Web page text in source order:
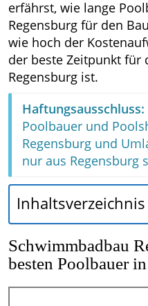
erfährst, wie lange
Regensburg für den
wie hoch der
der beste Zeitpunkt für
Regensburg ist.
Haftungsausschluss:
Poolbauer und
Regensburg und
nur aus Regensburg
Inhaltsverzeichnis
Schwimmbadbau
besten Poolbauer